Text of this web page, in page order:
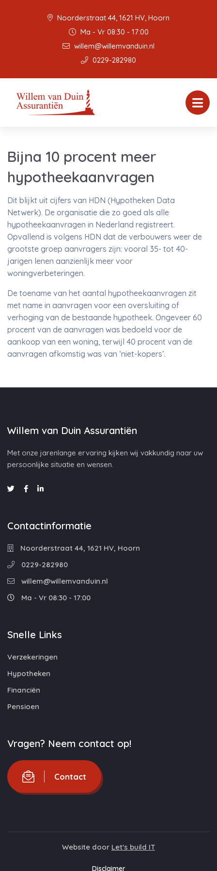
Noorderstraat 44, 1621 HV, Hoorn
Ma - Vr 08:30 - 17:00
willem@willemvanduin.nl
0229-282980
Bijna 10 procent meer
hypotheekaanvragen
Dit blijkt uit cijfers van HDN (Hypotheken Data
Netwerk). De organisatie die zo goed als alle
hypotheekaanvragen in Nederland registreert.
Opvallend is volgens HDN dat de verbouwers weer de
grootste groep aanvragers zijn: vooral 35- tot 40-
jarigen lenen aanzienlijk meer voor
woningverbeteringen.
De toename van het aantal hypotheekaanvragen zit
met name in aanvragen voor een oversluiting of
verhoging van de bestaande hypotheek. Ongeveer 60
procent van de aanvragen was bedoeld voor de
aankoop van een woning, terwijl 40 procent van de
aanvragen afkomstig was van ‘niet-kopers’.
Willem van Duin Assurantiën
Met onze jarenlange ervaring kijken wij vakkundig naar uw
persoonlijke situatie en wensen.
Contactinformatie
Noorderstraat 44, 1621 HV, Hoorn
0229-282980
willem@willemvanduin.nl
Ma - Vr 08:30 - 17:00
Snelle Links
Verzekeringen
Hypotheken
Financiën
Pensioen
Vragen? Neem contact op!
Contact
Website door Let's build IT
Disclaimer